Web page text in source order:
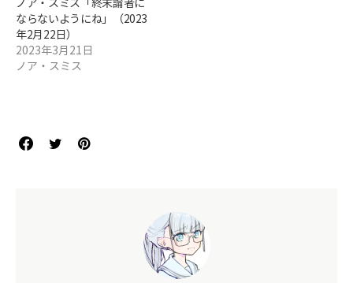
ならないようにね」（2023
年2月22日）
2023年3月21日
ノア・スミス